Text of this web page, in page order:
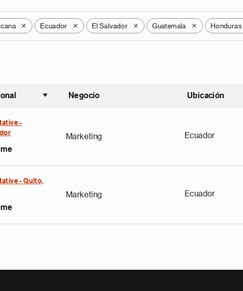
X Ecuador X El Salvador X Guatemala X Honduras
Ordenar ascendente
Negocio Ubicación
-
Marketing Ecuador
- Quito,
Marketing Ecuador